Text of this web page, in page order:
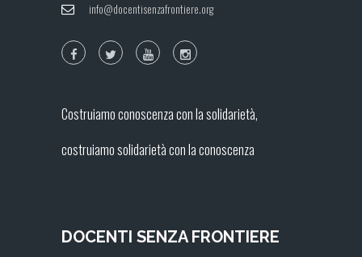
info@docentisenzafrontiere.org
Costruiamo conoscenza con la solidarietà,
costruiamo solidarietà con la conoscenza
DOCENTI SENZA FRONTIERE